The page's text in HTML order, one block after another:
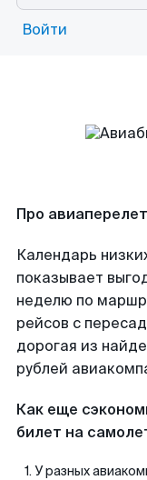
Войти
Про
Календарь
показывает
неделю по
рейсов с
дорогая из
рублей
Как еще
билет на
У разных